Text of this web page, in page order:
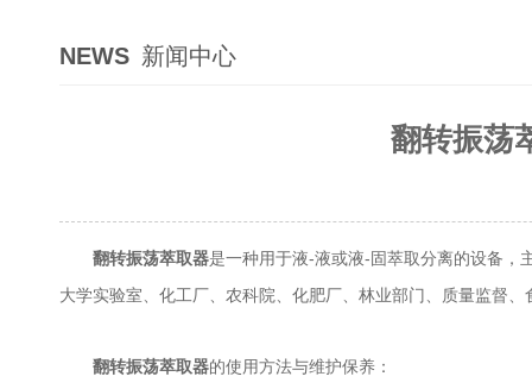
NEWS 新闻中心
翻转振荡
翻转振荡萃取器是一种用于液-液或液-固萃取分离的设备，
大学实验室、化工厂、农科院、化肥厂、林业部门、质量监督
翻转振荡萃取器的使用方法与维护保养：